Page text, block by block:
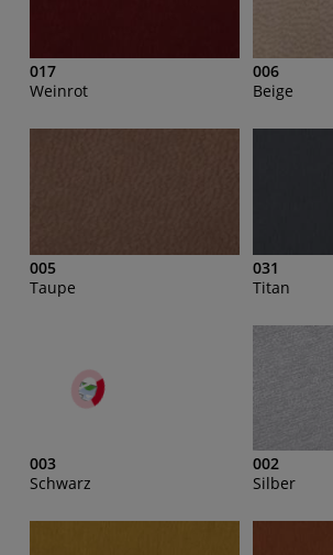
017
Weinrot
006
Beige
005
Taupe
031
Titan
003
Schwarz
002
Silber